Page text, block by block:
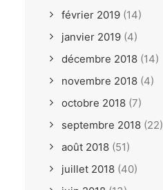
février 2019 (14)
janvier 2019 (4)
décembre 2018 (14)
novembre 2018 (4)
octobre 2018 (7)
septembre 2018 (22)
août 2018 (51)
juillet 2018 (40)